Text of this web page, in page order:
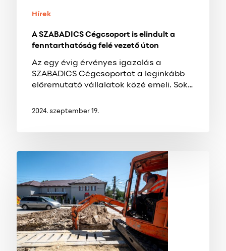
Hírek
A SZABADICS Cégcsoport is elindult a
fenntarthatóság felé vezető úton
Az egy évig érvényes igazolás a
SZABADICS Cégcsoportot a leginkább
előremutató vállalatok közé emeli. Sok…
2024. szeptember 19.
Szabadics
Cégcsoportnál